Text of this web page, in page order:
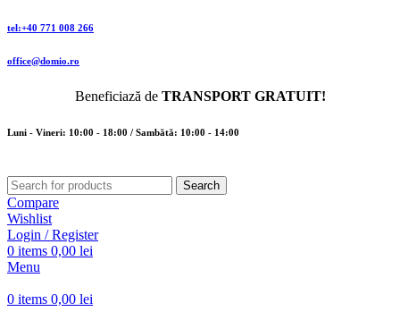
tel:+40 771 008 266
office@domio.ro
Beneficiază de TRANSPORT GRATUIT!
Luni - Vineri: 10:00 - 18:00 / Sambătă: 10:00 - 14:00
Search
Compare
Wishlist
Login / Register
0 items 0,00 lei
Menu
0 items 0,00 lei